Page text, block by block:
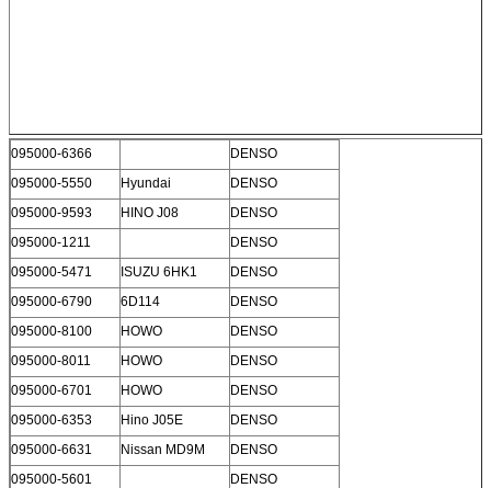
095000-6366
DENSO
095000-5550
Hyundai
DENSO
095000-9593
HINO J08
DENSO
095000-1211
DENSO
095000-5471
ISUZU 6HK1
DENSO
095000-6790
6D114
DENSO
095000-8100
HOWO
DENSO
095000-8011
HOWO
DENSO
095000-6701
HOWO
DENSO
095000-6353
Hino J05E
DENSO
095000-6631
Nissan MD9M
DENSO
095000-5601
DENSO